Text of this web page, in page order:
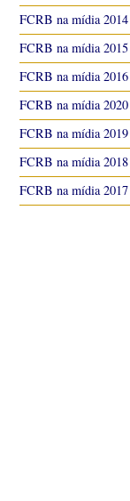
FCRB na mídia 2014
FCRB na mídia 2015
FCRB na mídia 2016
FCRB na mídia 2020
FCRB na mídia 2019
FCRB na mídia 2018
FCRB na mídia 2017